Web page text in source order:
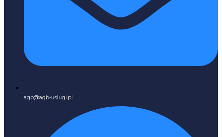
agb@agb-uslugi.pl